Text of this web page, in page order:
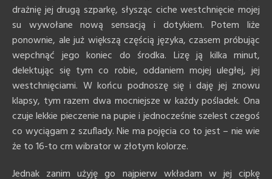
drażnię jej drugą szparkę, słysząc ciche westchnięcie mojej
su wywołane nową sensacją i dotykiem. Potem liże
ponownie, ale już większą częścią języka, czasem próbując
wepchnąć jego koniec do środka. Lizę ją kilka minut,
delektując się tym co robie, oddaniem mojej uległej, jej
westchnięciami. W końcu podnoszę się i daję jej znowu
klapsy, tym razem dwa mocniejsze w każdy pośladek. Ona
czuje lekkie pieczenie na pupie i jednocześnie szelest czegoś
co wyciągam z szuflady. Nie ma pojęcia co to jest – nie wie
że to 16-to cm wibrator w złotym kolorze.
Jednak zanim użyję go najpierw wkładam w jej cipkę